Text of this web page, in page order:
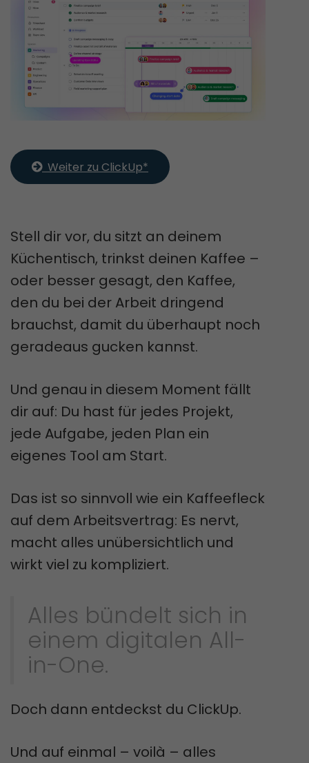
  Weiter zu ClickUp*
Stell dir vor, du sitzt an deinem
Küchentisch, trinkst deinen Kaffee –
oder besser gesagt, den Kaffee,
den du bei der Arbeit dringend
brauchst, damit du überhaupt noch
geradeaus gucken kannst.
Und genau in diesem Moment fällt
dir auf: Du hast für jedes Projekt,
jede Aufgabe, jeden Plan ein
eigenes Tool am Start.
Das ist so sinnvoll wie ein Kaffeefleck
auf dem Arbeitsvertrag: Es nervt,
macht alles unübersichtlich und
wirkt viel zu kompliziert.
Alles bündelt sich in
einem digitalen All-
in-One.
Doch dann entdeckst du ClickUp.
Und auf einmal – voilà – alles